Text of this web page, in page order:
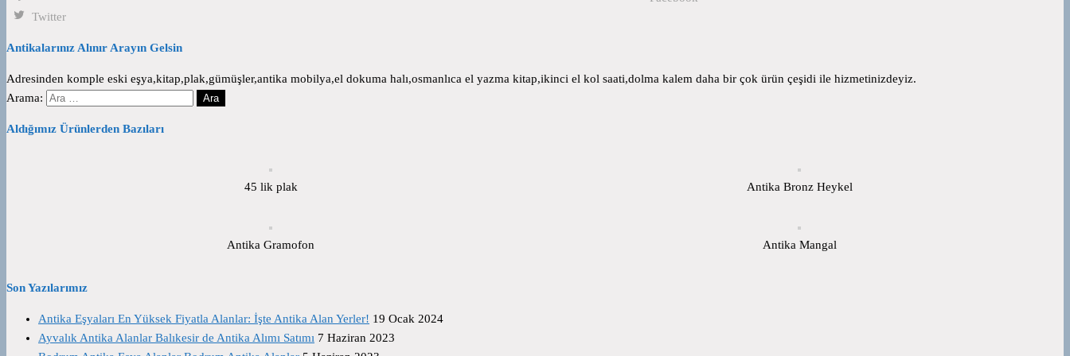
Twitter
Antikalarınız Alınır Arayın Gelsin
Adresinden komple eski eşya,kitap,plak,gümüşler,antika mobilya,el dokuma halı,osmanlıca el yazma kitap,ikinci el kol saati,dolma kalem daha bir çok ürün çeşidi ile hizmetinizdeyiz.
Arama:
Aldığımız Ürünlerden Bazıları
45 lik plak Antika Bronz Heykel
Antika Gramofon Antika Mangal
Son Yazılarımız
Antika Eşyaları En Yüksek Fiyatla Alanlar: İşte Antika Alan Yerler! 19 Ocak 2024
Ayvalık Antika Alanlar Balıkesir de Antika Alımı Satımı 7 Haziran 2023